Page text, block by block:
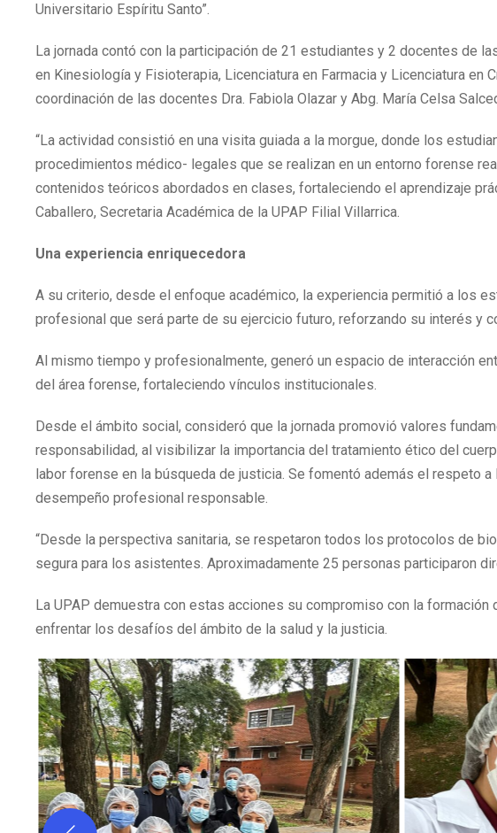
Universitario Espíritu Santo”.
La jornada contó con la participación de 21 estudiantes y 2 docentes de
en Kinesiología y Fisioterapia, Licenciatura en Farmacia y Licenciatura en
coordinación de las docentes Dra. Fabiola Olazar y Abg. María Celsa
“La actividad consistió en una visita guiada a la morgue, donde los
procedimientos médico- legales que se realizan en un entorno forense
contenidos teóricos abordados en clases, fortaleciendo el aprendizaje
Caballero, Secretaria Académica de la UPAP Filial Villarrica.
Una experiencia enriquecedora
A su criterio, desde el enfoque académico, la experiencia permitió a los
profesional que será parte de su ejercicio futuro, reforzando su interés y
Al mismo tiempo y profesionalmente, generó un espacio de interacción
del área forense, fortaleciendo vínculos institucionales.
Desde el ámbito social, consideró que la jornada promovió valores
responsabilidad, al visibilizar la importancia del tratamiento ético del
labor forense en la búsqueda de justicia. Se fomentó además el respeto
desempeño profesional responsable.
“Desde la perspectiva sanitaria, se respetaron todos los protocolos de
segura para los asistentes. Aproximadamente 25 personas participaron
La UPAP demuestra con estas acciones su compromiso con la
enfrentar los desafíos del ámbito de la salud y la justicia.